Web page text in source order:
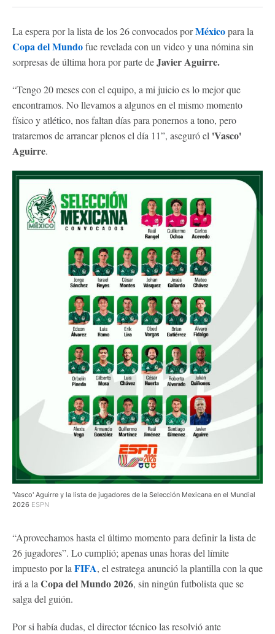
La espera por la lista de los 26 convocados porMéxicopara la
Copa del Mundofue revelada con un video y una nómina sin
sorpresas de última hora por parte deJavier Aguirre.
“Tengo 20 meses con el equipo, a mi juicio es lo mejor que
encontramos. No llevamos a algunos en el mismo momento
físico y atlético, nos faltan días para ponernos a tono, pero
trataremos de arrancar plenos el día 11”, aseguró el 'Vasco'
Aguirre.
'Vasco' Aguirre y la lista de jugadores de la Selección Mexicana en el Mundial
2026 ESPN
“Aprovechamos hasta el último momento para definir la lista de
26 jugadores”. Lo cumplió; apenas unas horas del límite
impuesto por laFIFA, el estratega anunció la plantilla con la que
irá a laCopa del Mundo 2026, sin ningún futbolista que se
salga del guión.
Por si había dudas, el director técnico las resolvió ante